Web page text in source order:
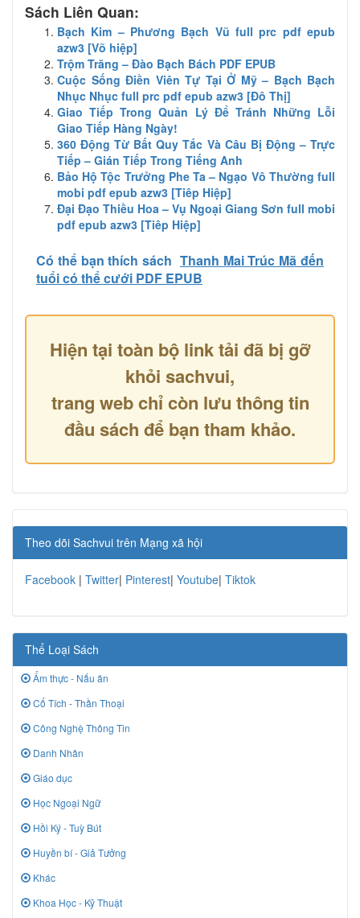
Sách Liên Quan:
Bạch Kim – Phương Bạch Vũ full prc pdf epub
azw3 [Võ hiệp]
Trộm Trăng – Đào Bạch Bách PDF EPUB
Cuộc Sống Điền Viên Tự Tại Ở Mỹ – Bạch Bạch
Nhục Nhục full prc pdf epub azw3 [Đô Thị]
Giao Tiếp Trong Quản Lý Để Tránh Những Lỗi
Giao Tiếp Hàng Ngày!
360 Động Từ Bất Quy Tắc Và Câu Bị Động – Trực
Tiếp – Gián Tiếp Trong Tiếng Anh
Bảo Hộ Tộc Trưởng Phe Ta – Ngạo Vô Thường full
mobi pdf epub azw3 [Tiêp Hiệp]
Đại Đạo Thiều Hoa – Vụ Ngoại Giang Sơn full mobi
pdf epub azw3 [Tiêp Hiệp]
Có thể bạn thích sách Thanh Mai Trúc Mã đến
tuổi có thể cưới PDF EPUB
Hiện tại toàn bộ link tải đã bị gỡ
khỏi sachvui,
trang web chỉ còn lưu thông tin
đầu sách để bạn tham khảo.
Theo dõi Sachvui trên Mạng xã hội
Facebook | Twitter| Pinterest| Youtube| Tiktok
Thể Loại Sách
Ẩm thực - Nấu ăn
Cổ Tích - Thần Thoại
Công Nghệ Thông Tin
Danh Nhân
Giáo dục
Học Ngoại Ngữ
Hồi Ký - Tuỳ Bút
Huyền bí - Giả Tưởng
Khác
Khoa Học - Kỹ Thuật